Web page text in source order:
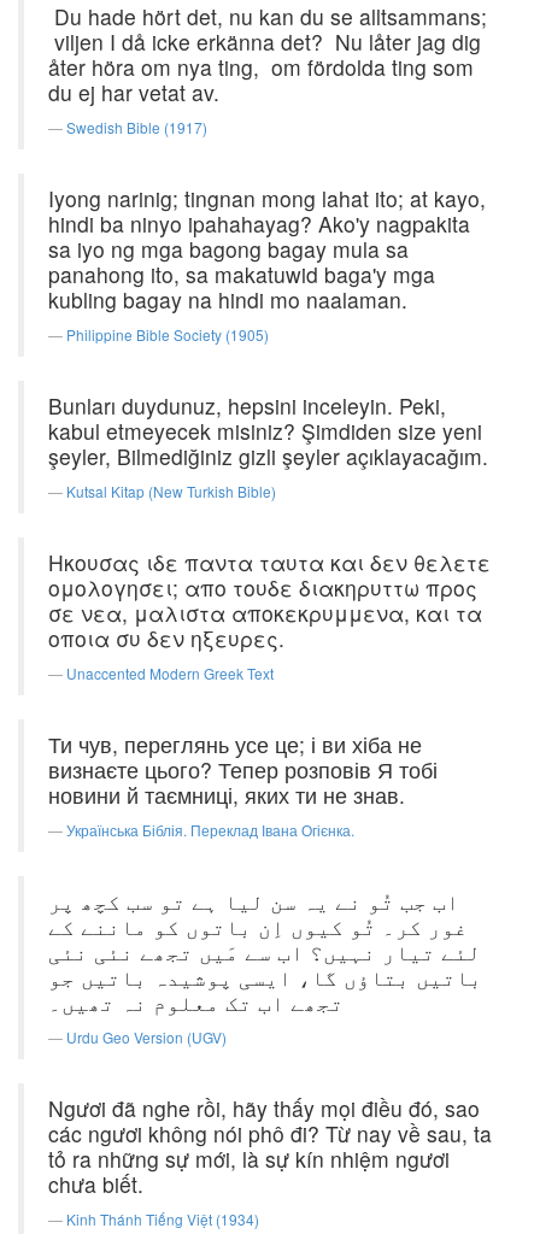
Du hade hört det, nu kan du se alltsammans;
viljen I då icke erkänna det? Nu låter jag dig
åter höra om nya ting, om fördolda ting som
du ej har vetat av.
Swedish Bible (1917)
Iyong narinig; tingnan mong lahat ito; at kayo,
hindi ba ninyo ipahahayag? Ako'y nagpakita
sa iyo ng mga bagong bagay mula sa
panahong ito, sa makatuwid baga'y mga
kubling bagay na hindi mo naalaman.
Philippine Bible Society (1905)
Bunları duydunuz, hepsini inceleyin. Peki,
kabul etmeyecek misiniz? Şimdiden size yeni
şeyler, Bilmediğiniz gizli şeyler açıklayacağım.
Kutsal Kitap (New Turkish Bible)
Ηκουσας ιδε παντα ταυτα και δεν θελετε
ομολογησει; απο τουδε διακηρυττω προς
σε νεα, μαλιστα αποκεκρυμμενα, και τα
οποια συ δεν ηξευρες.
Unaccented Modern Greek Text
Ти чув, переглянь усе це; і ви хіба не
визнаєте цього? Тепер розповів Я тобі
новини й таємниці, яких ти не знав.
Українська Біблія. Переклад Івана Огієнка.
اب جب تُو نے یہ سن لیا ہے تو سب کچھ پر
غور کر۔ تُو کیوں اِن باتوں کو ماننے کے
لئے تیار نہیں؟ اب سے مَیں تجھے نئی نئی
باتیں بتاؤں گا، ایسی پوشیدہ باتیں جو
تجھے اب تک معلوم نہ تھیں۔
Urdu Geo Version (UGV)
Ngươi đã nghe rồi, hãy thấy mọi điều đó, sao
các ngươi không nói phô đi? Từ nay về sau, ta
tỏ ra những sự mới, là sự kín nhiệm ngươi
chưa biết.
Kinh Thánh Tiếng Việt (1934)